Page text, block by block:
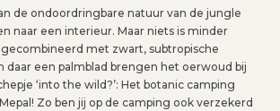
de ondoordringbare natuur van de jungle
naar een interieur. Maar niets is minder
met zwart, subtropische
daar een palmblad brengen het oerwoud bij
‘into the wild?’: Het botanic camping
Zo ben jij op de camping ook verzekerd